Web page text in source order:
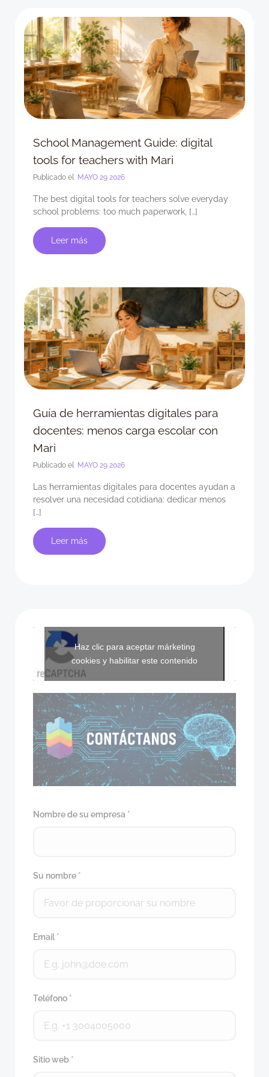
School Management Guide: digital
tools for teachers with Mari
Publicado el MAYO 29 2026
The best digital tools for teachers solve everyday
school problems: too much paperwork, […]
Leer más
Guía de herramientas digitales para
docentes: menos carga escolar con
Mari
Publicado el MAYO 29 2026
Las herramientas digitales para docentes ayudan a
resolver una necesidad cotidiana: dedicar menos
[…]
Leer más
Haz clic para aceptar márketing
cookies y habilitar este contenido
Nombre de su empresa *
Su nombre *
Email *
Teléfono *
Sitio web *